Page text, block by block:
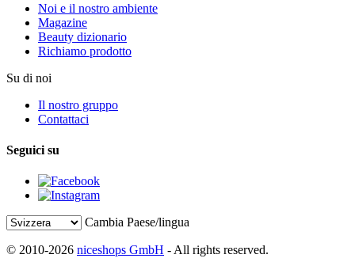
Noi e il nostro ambiente
Magazine
Beauty dizionario
Richiamo prodotto
Su di noi
Il nostro gruppo
Contattaci
Seguici su
Cambia Paese/lingua
© 2010-2026 niceshops GmbH - All rights reserved.